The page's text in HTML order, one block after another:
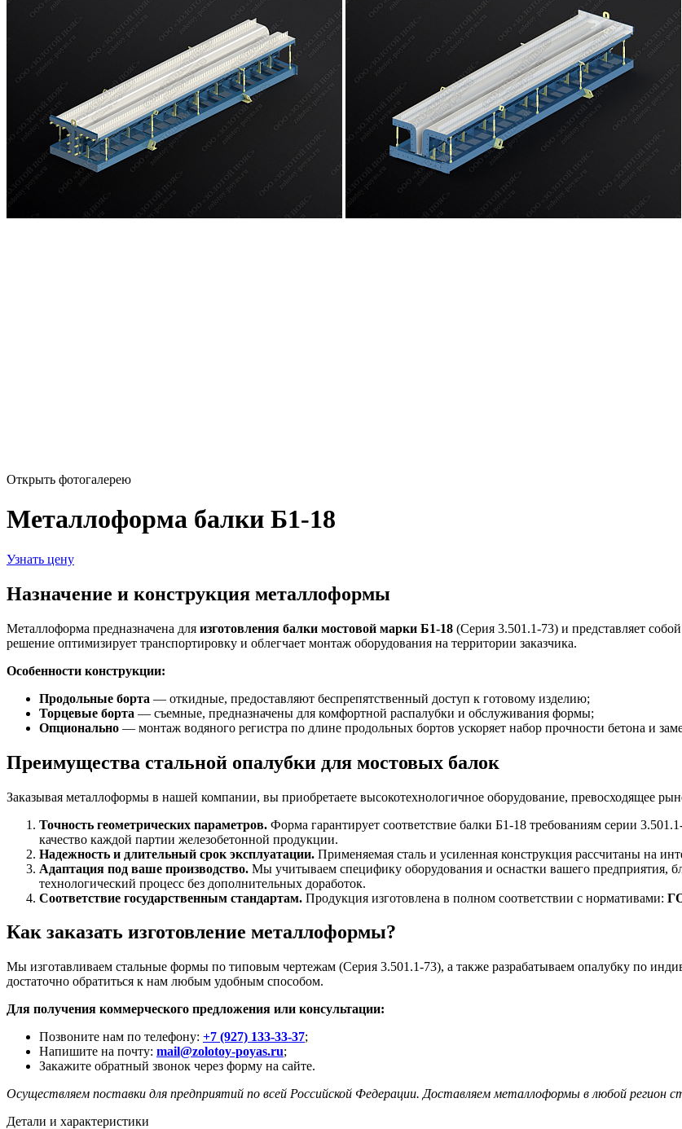
Открыть фотогалерею
Металлоформа балки Б1-18
Узнать цену
Назначение и конструкция металлоформы
Металлоформа предназначена для изготовления балки мостовой марки Б1-18 (Серия 3.501.1-73) и представляет
решение оптимизирует транспортировку и облегчает монтаж оборудования на территории заказчика.
Особенности конструкции:
Продольные борта — откидные, предоставляют беспрепятственный доступ к готовому изделию;
Торцевые борта — съемные, предназначены для комфортной распалубки и обслуживания формы;
Опционально — монтаж водяного регистра по длине продольных бортов ускоряет набор прочности бетона и
Преимущества стальной опалубки для мостовых балок
Заказывая металлоформы в нашей компании, вы приобретаете высокотехнологичное оборудование, превосходящее
Точность геометрических параметров. Форма гарантирует соответствие балки Б1-18 требованиям серии
качество каждой партии железобетонной продукции.
Надежность и длительный срок эксплуатации. Применяемая сталь и усиленная конструкция рассчитаны на
Адаптация под ваше производство. Мы учитываем специфику оборудования и оснастки вашего предприятия,
технологический процесс без дополнительных доработок.
Соответствие государственным стандартам. Продукция изготовлена в полном соответствии с нормативами:
Как заказать изготовление металлоформы?
Мы изготавливаем стальные формы по типовым чертежам (Серия 3.501.1-73), а также разрабатываем опалубку по
достаточно обратиться к нам любым удобным способом.
Для получения коммерческого предложения или консультации:
Позвоните нам по телефону: +7 (927) 133-33-37;
Напишите на почту: mail@zolotoy-poyas.ru;
Закажите обратный звонок через форму на сайте.
Осуществляем поставки для предприятий по всей Российской Федерации. Доставляем металлоформы в любой регион
Детали и характеристики